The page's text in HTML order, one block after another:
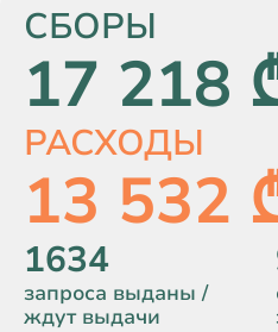
СБОРЫ
17 218
РАСХОДЫ
13 532
1634
запроса выданы /
ждут выдачи